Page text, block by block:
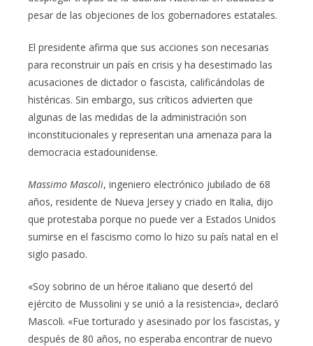
pesar de las objeciones de los gobernadores estatales.
El presidente afirma que sus acciones son necesarias
para reconstruir un país en crisis y ha desestimado las
acusaciones de dictador o fascista, calificándolas de
histéricas. Sin embargo, sus críticos advierten que
algunas de las medidas de la administración son
inconstitucionales y representan una amenaza para la
democracia estadounidense.
Massimo Mascoli, ingeniero electrónico jubilado de 68
años, residente de Nueva Jersey y criado en Italia, dijo
que protestaba porque no puede ver a Estados Unidos
sumirse en el fascismo como lo hizo su país natal en el
siglo pasado.
«Soy sobrino de un héroe italiano que desertó del
ejército de Mussolini y se unió a la resistencia», declaró
Mascoli. «Fue torturado y asesinado por los fascistas, y
después de 80 años, no esperaba encontrar de nuevo